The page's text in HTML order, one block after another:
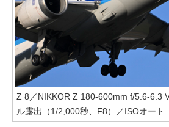
Z 8／NIKKOR Z 180-600mm f/5.6-6.3
ル露出（1/2,000秒、F8）／ISOオート